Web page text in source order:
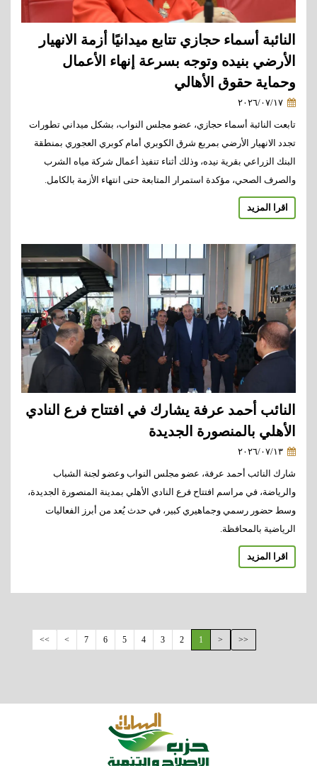
النائبة أسماء حجازي تتابع ميدانيًا أزمة الانهيار
الأرضي بنيده وتوجه بسرعة إنهاء الأعمال
وحماية حقوق الأهالي
تابعت النائبة أسماء حجازي، عضو مجلس النواب، بشكل ميداني تطورات
تجدد الانهيار الأرضي بمربع شرق الكوبري أمام كوبري العجوري بمنطقة
البنك الزراعي بقرية نيده، وذلك أثناء تنفيذ أعمال شركة مياه الشرب
والصرف الصحي، مؤكدة استمرار المتابعة حتى انتهاء الأزمة بالكامل.
اقرا المزيد
النائب أحمد عرفة يشارك في افتتاح فرع النادي
الأهلي بالمنصورة الجديدة
شارك النائب أحمد عرفة، عضو مجلس النواب وعضو لجنة الشباب
والرياضة، في مراسم افتتاح فرع النادي الأهلي بمدينة المنصورة الجديدة،
وسط حضور رسمي وجماهيري كبير، في حدث يُعد من أبرز الفعاليات
الرياضية بالمحافظة.
اقرا المزيد
<<
<
1
2
3
4
5
6
7
>
>>